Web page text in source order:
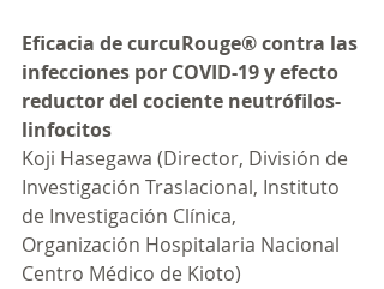
Eficacia de curcuRouge® contra las
infecciones por COVID-19 y efecto
reductor del cociente neutrófilos-
linfocitos
Koji Hasegawa (Director, División de
Investigación Traslacional, Instituto
de Investigación Clínica,
Organización Hospitalaria Nacional
Centro Médico de Kioto)